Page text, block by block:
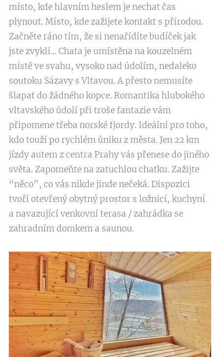
místo, kde hlavním heslem je nechat čas
plynout. Místo, kde zažijete kontakt s přírodou.
Začněte ráno tím, že si nenařídíte budíček jak
jste zvyklí... Chata je umístěna na kouzelném
místě ve svahu, vysoko nad údolím, nedaleko
soutoku Sázavy s Vltavou. A přesto nemusíte
šlapat do žádného kopce. Romantika hlubokého
vltavského údolí při troše fantazie vám
připomene třeba norské fjordy. Ideální pro toho,
kdo touží po rychlém úniku z města. Jen 22 km
jízdy autem z centra Prahy vás přenese do jiného
světa. Zapomeňte na zatuchlou chatku. Zažijte
“něco”, co vás nikde jinde nečeká. Dispozici
tvoří otevřený obytný prostor s ložnicí, kuchyní
a navazující venkovní terasa / zahrádka se
zahradním domkem a saunou.